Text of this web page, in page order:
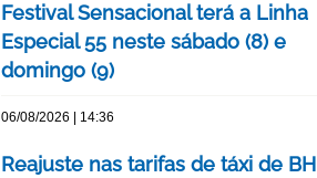
Festival Sensacional terá a Linha
Especial 55 neste sábado (8) e
domingo (9)
06/08/2026 | 14:36
Reajuste nas tarifas de táxi de BH